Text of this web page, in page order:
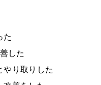
た
した
やり取りした